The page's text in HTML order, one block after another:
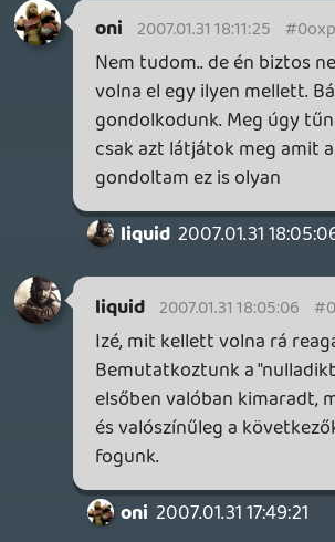
handheldje..mi ez, ha nem uralja a piacot?
most még ebből, idővel abból fog fogyni
több, és így keresztülvészeli ezt az
2007.01.30 21:53:32 #0oxpk
Vicces, hogy pont egy kiskölök van a hír
mellett
Én ettől a kérdéskörtől elhatárolódom : )
Madroy 2007.01.30 18:40:55
liquid 2007.01.30 20:17:17 #0oxpi
Lesz
norbysx 2007.01.30 20:15:09
Tommy_Angelo 2007.01.30 20:17:05